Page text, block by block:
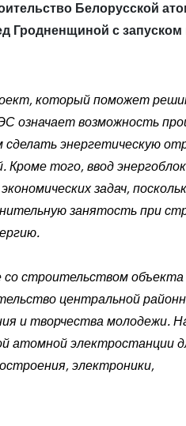
Белорусской
Гродненщиной с запуском
который поможет
означает возможность
энергетическую
Кроме того, ввод
задач,
занятость при
строительством объекта
центральной
и творчества молодежи.
атомной электростанции
электроники,